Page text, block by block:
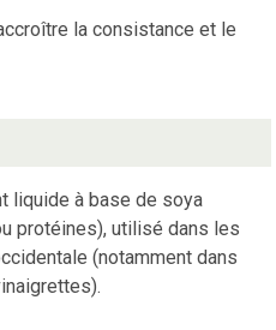
la consistance et le
liquide à base de soya
protéines), utilisé dans les
(notamment dans